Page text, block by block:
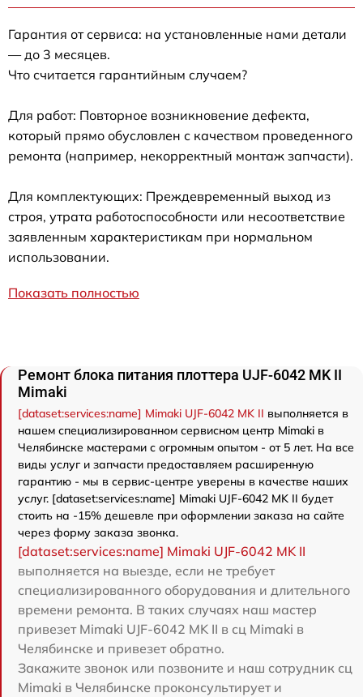
Гарантия от сервиса: на установленные нами детали
— до 3 месяцев.
Что считается гарантийным случаем?
Для работ: Повторное возникновение дефекта,
который прямо обусловлен с качеством проведенного
ремонта (например, некорректный монтаж запчасти).
Для комплектующих: Преждевременный выход из
строя, утрата работоспособности или несоответствие
заявленным характеристикам при нормальном
использовании.
Показать полностью
Ремонт блока питания плоттера UJF-6042 MK II
Mimaki
[dataset:services:name] Mimaki UJF-6042 MK II выполняется в
нашем специализированном сервисном центр Mimaki в
Челябинске мастерами с огромным опытом - от 5 лет. На все
виды услуг и запчасти предоставляем расширенную
гарантию - мы в сервис-центре уверены в качестве наших
услуг. [dataset:services:name] Mimaki UJF-6042 MK II будет
стоить на -15% дешевле при оформлении заказа на сайте
через форму заказа звонка.
[dataset:services:name] Mimaki UJF-6042 MK II
выполняется на выезде, если не требует
специализированного оборудования и длительного
времени ремонта. В таких случаях наш мастер
привезет Mimaki UJF-6042 MK II в сц Mimaki в
Челябинске и привезет обратно.
Закажите звонок или позвоните и наш сотрудник сц
Mimaki в Челябинске проконсультирует и